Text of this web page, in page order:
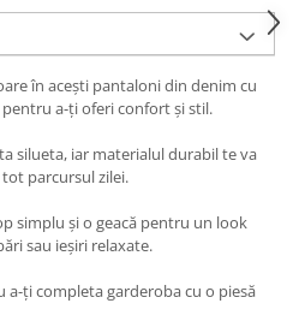
în acești pantaloni din denim cu
a-ți oferi confort și stil.
silueta, iar materialul durabil te va
parcursul zilei.
simplu și o geacă pentru un look
sau ieșiri relaxate.
a-ți completa garderoba cu o piesă